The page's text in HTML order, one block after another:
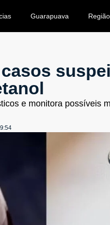
Guarapuava Região
e monitora possíveis